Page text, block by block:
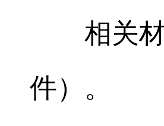
相关
件）。